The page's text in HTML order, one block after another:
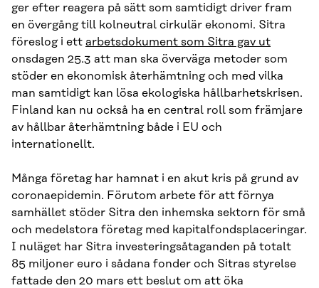
ger efter reagera på sätt som samtidigt driver fram
en övergång till kolneutral cirkulär ekonomi. Sitra
föreslog i ett arbetsdokument som Sitra gav ut
onsdagen 25.3 att man ska överväga metoder som
stöder en ekonomisk återhämtning och med vilka
man samtidigt kan lösa ekologiska hållbarhetskrisen.
Finland kan nu också ha en central roll som främjare
av hållbar återhämtning både i EU och
internationellt.
Många företag har hamnat i en akut kris på grund av
coronaepidemin. Förutom arbete för att förnya
samhället stöder Sitra den inhemska sektorn för små
och medelstora företag med kapitalfondsplaceringar.
I nuläget har Sitra investeringsåtaganden på totalt
85 miljoner euro i sådana fonder och Sitras styrelse
fattade den 20 mars ett beslut om att öka